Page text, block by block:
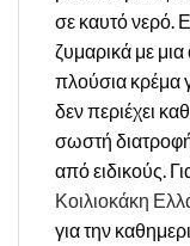
σε καυτό νερό.
ζυμαρικά με
πλούσια κρέμα
δεν περιέχει
σωστή
από ειδικούς.
Κοιλιοκάκη
για την